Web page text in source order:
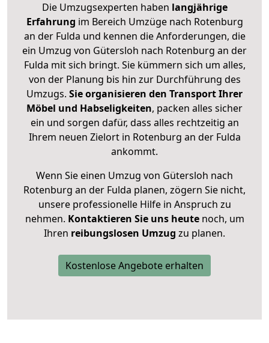
Die Umzugsexperten haben langjährige
Erfahrung im Bereich Umzüge nach Rotenburg
an der Fulda und kennen die Anforderungen, die
ein Umzug von Gütersloh nach Rotenburg an der
Fulda mit sich bringt. Sie kümmern sich um alles,
von der Planung bis hin zur Durchführung des
Umzugs. Sie organisieren den Transport Ihrer
Möbel und Habseligkeiten, packen alles sicher
ein und sorgen dafür, dass alles rechtzeitig an
Ihrem neuen Zielort in Rotenburg an der Fulda
ankommt.
Wenn Sie einen Umzug von Gütersloh nach
Rotenburg an der Fulda planen, zögern Sie nicht,
unsere professionelle Hilfe in Anspruch zu
nehmen. Kontaktieren Sie uns heutenoch, um
Ihren reibungslosen Umzug zu planen.
Kostenlose Angebote erhalten